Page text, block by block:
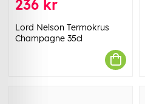
236 kr
Lord Nelson Termokrus
Champagne 35cl